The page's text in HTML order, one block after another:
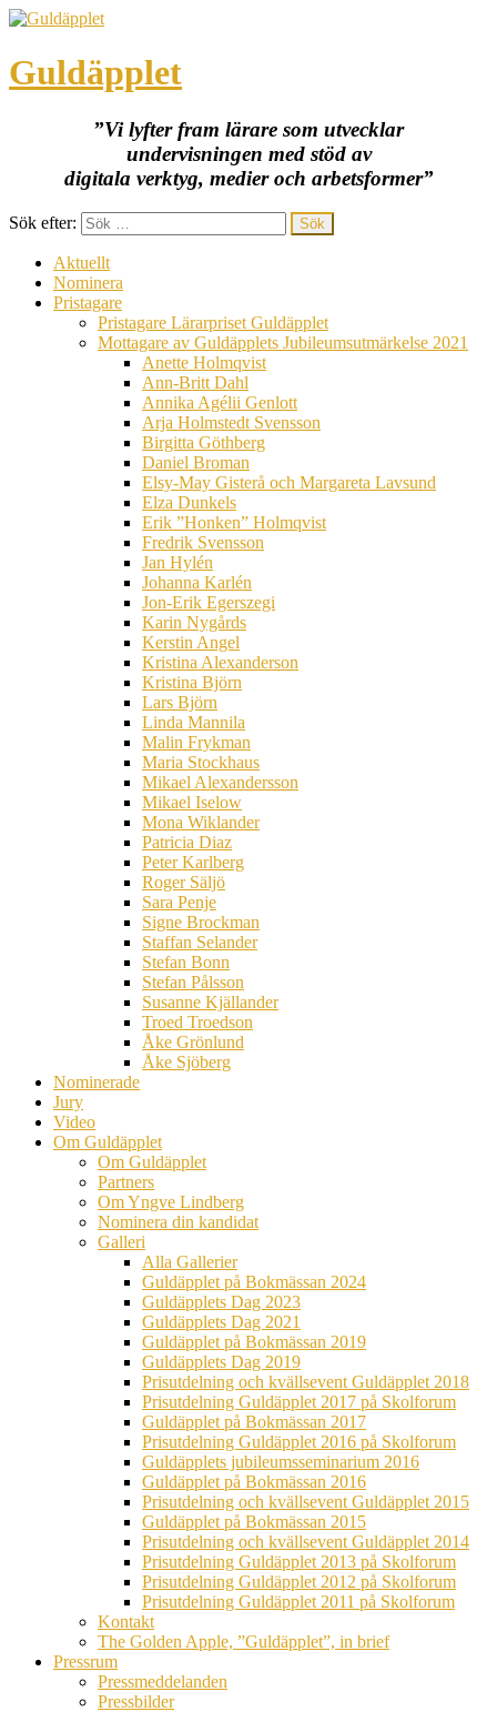
Guldäpplet
”Vi lyfter fram lärare som utvecklar
undervisningen med stöd av
digitala verktyg, medier och arbetsformer”
Sök efter:
Aktuellt
Nominera
Pristagare
Pristagare Lärarpriset Guldäpplet
Mottagare av Guldäpplets Jubileumsutmärkelse 2021
Anette Holmqvist
Ann-Britt Dahl
Annika Agélii Genlott
Arja Holmstedt Svensson
Birgitta Göthberg
Daniel Broman
Elsy-May Gisterå och Margareta Lavsund
Elza Dunkels
Erik ”Honken” Holmqvist
Fredrik Svensson
Jan Hylén
Johanna Karlén
Jon-Erik Egerszegi
Karin Nygårds
Kerstin Angel
Kristina Alexanderson
Kristina Björn
Lars Björn
Linda Mannila
Malin Frykman
Maria Stockhaus
Mikael Alexandersson
Mikael Iselow
Mona Wiklander
Patricia Diaz
Peter Karlberg
Roger Säljö
Sara Penje
Signe Brockman
Staffan Selander
Stefan Bonn
Stefan Pålsson
Susanne Kjällander
Troed Troedson
Åke Grönlund
Åke Sjöberg
Nominerade
Jury
Video
Om Guldäpplet
Om Guldäpplet
Partners
Om Yngve Lindberg
Nominera din kandidat
Galleri
Alla Gallerier
Guldäpplet på Bokmässan 2024
Guldäpplets Dag 2023
Guldäpplets Dag 2021
Guldäpplet på Bokmässan 2019
Guldäpplets Dag 2019
Prisutdelning och kvällsevent Guldäpplet 2018
Prisutdelning Guldäpplet 2017 på Skolforum
Guldäpplet på Bokmässan 2017
Prisutdelning Guldäpplet 2016 på Skolforum
Guldäpplets jubileumsseminarium 2016
Guldäpplet på Bokmässan 2016
Prisutdelning och kvällsevent Guldäpplet 2015
Guldäpplet på Bokmässan 2015
Prisutdelning och kvällsevent Guldäpplet 2014
Prisutdelning Guldäpplet 2013 på Skolforum
Prisutdelning Guldäpplet 2012 på Skolforum
Prisutdelning Guldäpplet 2011 på Skolforum
Kontakt
The Golden Apple, ”Guldäpplet”, in brief
Pressrum
Pressmeddelanden
Pressbilder